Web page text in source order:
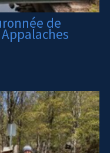
de